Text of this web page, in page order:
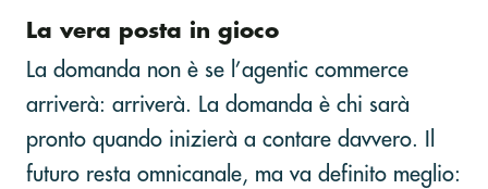
La vera posta in gioco
La domanda non è se l’agentic commerce
arriverà: arriverà. La domanda è chi sarà
pronto quando inizierà a contare davvero. Il
futuro resta omnicanale, ma va definito meglio: